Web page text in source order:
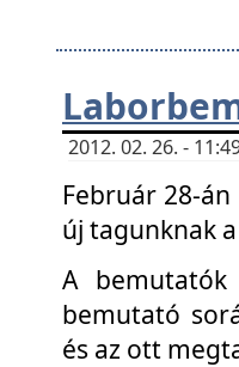
2012. 02. 26. -
Február 28-
új tagunknak
A
bemutató
és az ott